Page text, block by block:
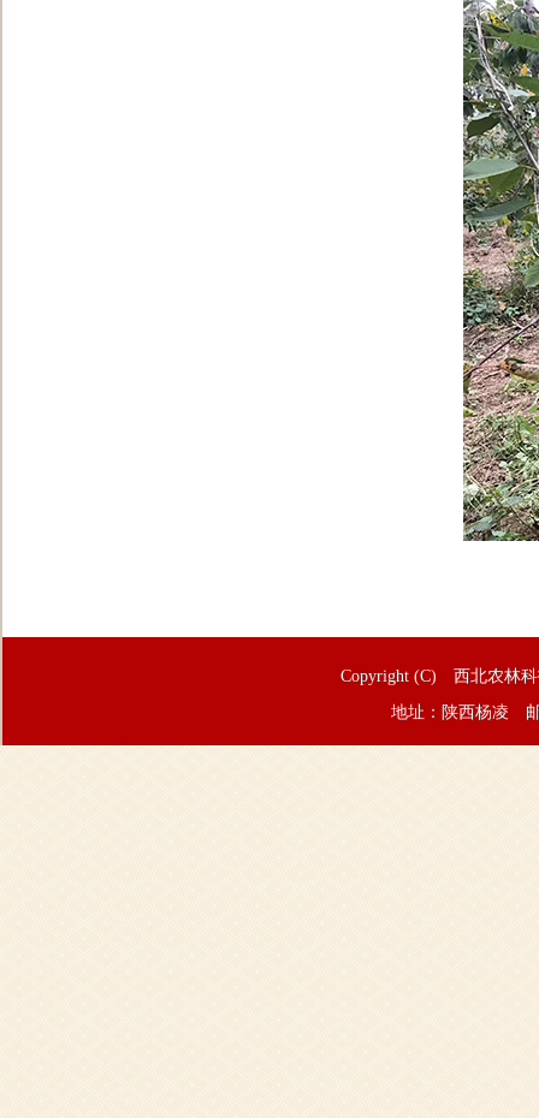
Copyright (C) 西北农林
地址：陕西杨凌